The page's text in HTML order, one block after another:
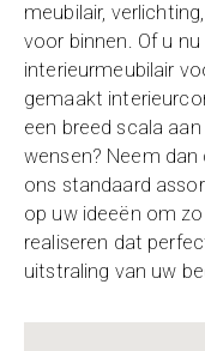
meubilair,
voor binnen. Of u
interieurmeubilair
gemaakt
een breed scala
wensen? Neem
ons standaard
op uw ideeën om
realiseren dat
uitstraling van uw